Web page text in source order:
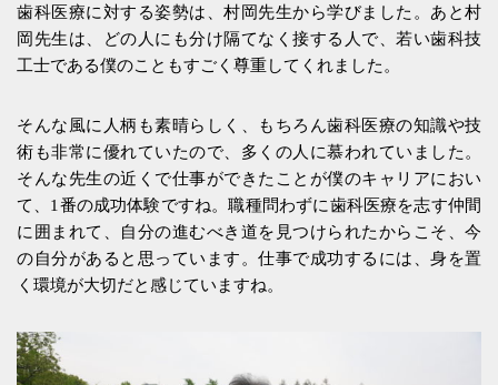
歯科医療に対する姿勢は、村岡先生から学びました。あと村
岡先生は、どの人にも分け隔てなく接する人で、若い歯科技
工士である僕のこともすごく尊重してくれました。
そんな風に人柄も素晴らしく、もちろん歯科医療の知識や技
術も非常に優れていたので、多くの人に慕われていました。
そんな先生の近くで仕事ができたことが僕のキャリアにおい
て、1番の成功体験ですね。職種問わずに歯科医療を志す仲間
に囲まれて、自分の進むべき道を見つけられたからこそ、今
の自分があると思っています。仕事で成功するには、身を置
く環境が大切だと感じていますね。